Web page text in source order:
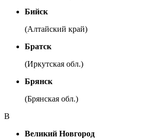
Бийск
(Алтайский край)
Братск
(Иркутская обл.)
Брянск
(Брянская обл.)
В
Великий Новгород